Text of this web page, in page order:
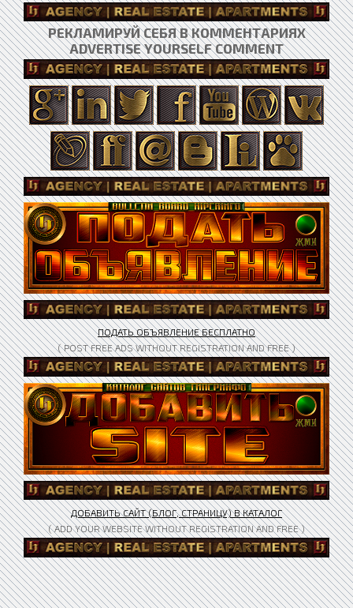
РЕКЛАМИРУЙ СЕБЯ В КОММЕНТАРИЯХ
ADVERTISE YOURSELF COMMENT
ПОДАТЬ ОБЪЯВЛЕНИЕ БЕСПЛАТНО
( POST FREE ADS WITHOUT REGISTRATION AND FREE )
ДОБАВИТЬ САЙТ (БЛОГ, СТРАНИЦУ) В КАТАЛОГ
( ADD YOUR WEBSITE WITHOUT REGISTRATION AND FREE )